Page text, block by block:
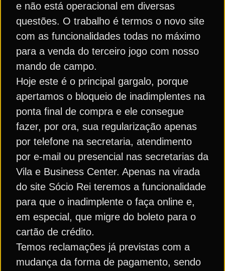
e não está operacional em diversas
questões. O trabalho é termos o novo site
com as funcionalidades todas no máximo
para a venda do terceiro jogo com nosso
mando de campo.
Hoje este é o principal gargalo, porque
apertamos o bloqueio de inadimplentes na
ponta final de compra e ele consegue
fazer, por ora, sua regularização apenas
por telefone na secretaria, atendimento
por e-mail ou presencial nas secretarias da
Vila e Business Center. Apenas na virada
do site Sócio Rei teremos a funcionalidade
para que o inadimplente o faça online e,
em especial, que migre do boleto para o
cartão de crédito.
Temos reclamações já previstas com a
mudança da forma de pagamento, sendo